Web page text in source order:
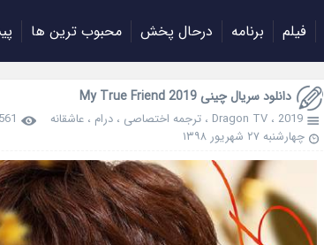
فیلم برنامه درحال پخش محبوب ترین ها
دانلود سریال چینی My True Friend 2019
2019 ، Dragon TV ، ترجمه اختصاصی ، درام ، عاشقانه
چهارشنبه ۲۷ شهریور ۱۳۹۸